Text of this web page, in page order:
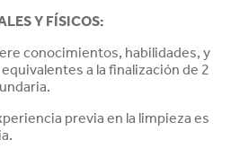
Y FÍSICOS:
conocimientos, habilidades, y
a la finalización de 2
previa en la limpieza es